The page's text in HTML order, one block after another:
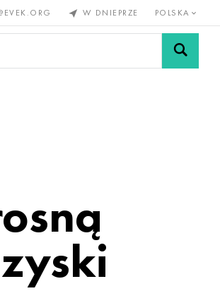
W DNIEPRZE POLSKA
Siatki i